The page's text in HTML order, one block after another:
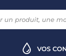
VOS